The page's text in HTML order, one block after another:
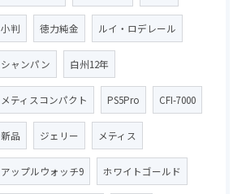
小判 徳力純金 ルイ・ロデレール
シャンパン 白州12年
メティスコンパクト PS5Pro CFI-7000
新品 ジェリー メティス
アップルウォッチ9 ホワイトゴールド